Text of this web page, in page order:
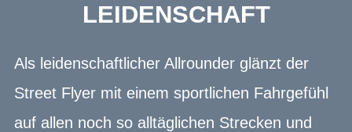
LEIDENSCHAFT
Als leidenschaftlicher Allrounder glänzt der
Street Flyer mit einem sportlichen Fahrgefühl
auf allen noch so alltäglichen Strecken und